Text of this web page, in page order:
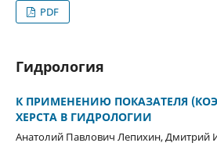
PDF
Гидрология
К ПРИМЕНЕНИЮ ПОКАЗАТЕЛЯ
ХЕРСТА В ГИДРОЛОГИИ
Анатолий Павлович Лепихин, Дмитрий